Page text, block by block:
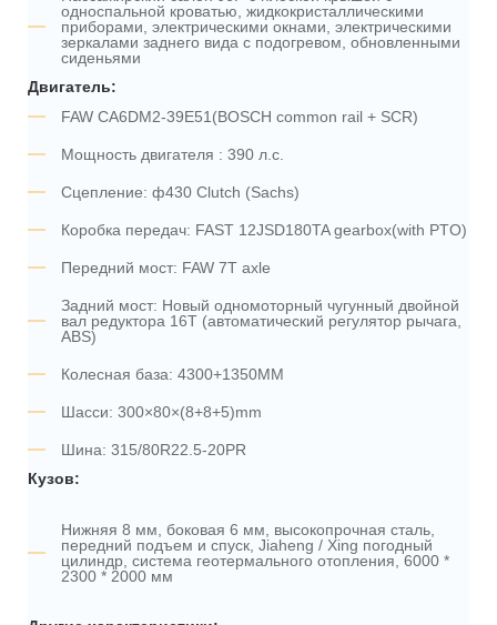
односпальной кроватью, жидкокристаллическими
приборами, электрическими окнами, электрическими
зеркалами заднего вида с подогревом, обновленными
сиденьями
Двигатель:
FAW CA6DM2-39E51(BOSCH common rail + SCR)
Мощность двигателя : 390 л.с.
Сцепление: ф430 Clutch (Sachs)
Коробка передач: FAST 12JSD180TA gearbox(with PTO)
Передний мост: FAW 7T axle
Задний мост: Новый одномоторный чугунный двойной
вал редуктора 16Т (автоматический регулятор рычага,
ABS)
Колесная база: 4300+1350MM
Шасси: 300×80×(8+8+5)mm
Шина: 315/80R22.5-20PR
Кузов:
Нижняя 8 мм, боковая 6 мм, высокопрочная сталь,
передний подъем и спуск, Jiaheng / Xing погодный
цилиндр, система геотермального отопления, 6000 *
2300 * 2000 мм